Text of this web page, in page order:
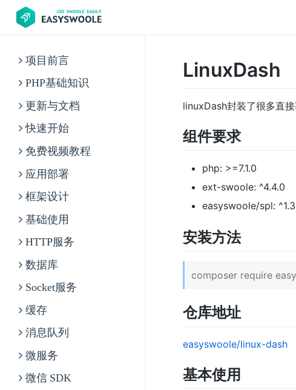
项目前言
PHP基础知识
更新与文档
快速开始
免费视频教程
应用部署
框架设计
基础使用
HTTP服务
数据库
Socket服务
缓存
消息队列
微服务
微信 SDK
LinuxDash
linuxDash封装了很多直
组件要求
php: >=7.1.0
ext-swoole: ^4.4.0
easyswoole/spl: ^1.3
安装方法
composer require
仓库地址
easyswoole/linux-dash
基本使用